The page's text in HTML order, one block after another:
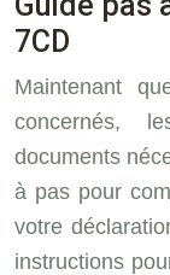
7CD
Maintenant
concernés,
documents
à pas pour
votre
instructions